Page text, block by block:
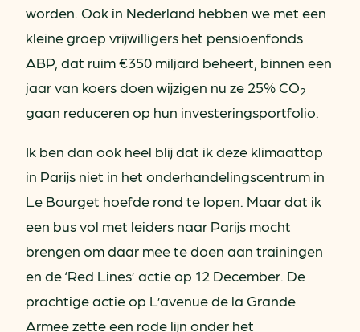
worden. Ook in Nederland hebben we met een
kleine groep vrijwilligers het pensioenfonds
ABP, dat ruim €350 miljard beheert, binnen een
jaar van koers doen wijzigen nu ze 25% CO2
gaan reduceren op hun investeringsportfolio.
Ik ben dan ook heel blij dat ik deze klimaattop
in Parijs niet in het onderhandelingscentrum in
Le Bourget hoefde rond te lopen. Maar dat ik
een bus vol met leiders naar Parijs mocht
brengen om daar mee te doen aan trainingen
en de ‘Red Lines’ actie op 12 December. De
prachtige actie op L’avenue de la Grande
Armee zette een rode lijn onder het